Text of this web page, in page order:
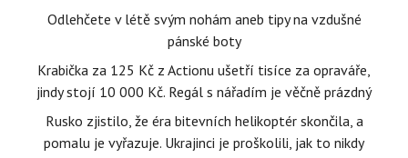
Odlehčete v létě svým nohám aneb tipy na vzdušné
pánské boty
Krabička za 125 Kč z Actionu ušetří tisíce za opraváře,
jindy stojí 10 000 Kč. Regál s nářadím je věčně prázdný
Rusko zjistilo, že éra bitevních helikoptér skončila, a
pomalu je vyřazuje. Ukrajinci je proškolili, jak to nikdy